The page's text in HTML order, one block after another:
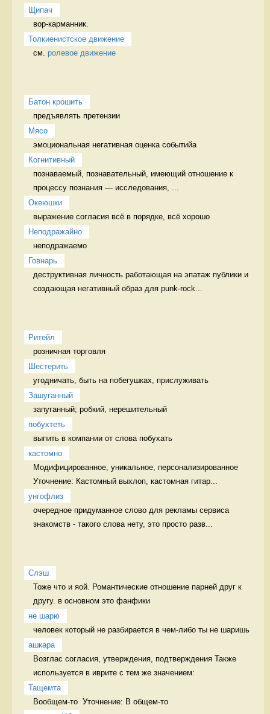
Щипач
вор-карманник.
Толкиенистское движение
см. ролевое движение
Батон крошить
предъявлять претензии
Мясо
эмоциональная негативная оценка событийа
Когнитивный
познаваемый, познавательный, имеющий отношение к
процессу познания — исследования, ...
Океюшки
выражение согласия всё в порядке, всё хорошо
Неподражайно
неподражаемо
Говнарь
деструктивная личность работающая на эпатаж публики и
создающая негативный образ для punk-rock...
Ритейл
розничная торговля
Шестерить
угодничать, быть на побегушках, прислуживать
Зашуганный
запуганный; робкий, нерешительный
побухтеть
выпить в компании от слова побухать
кастомно
Модифицированное, уникальное, персонализированное
Уточнение: Кастомный выхлоп, кастомная гитар...
унгофлиз
очередное придуманное слово для рекламы сервиса
знакомств - такого слова нету, это просто разв...
Слэш
Тоже что и яой. Романтические отношение парней друг к
другу. в основном это фанфики
не шарю
ашкара
Возглас согласия, утверждения, подтверждения Также
используется в иврите с тем же значением:
Тащемта
Вообщем-то  Уточнение: В общем-то